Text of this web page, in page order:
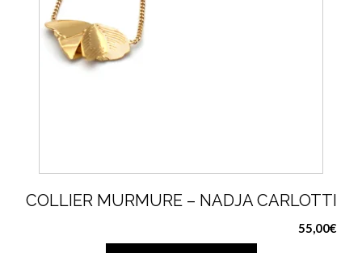
COLLIER MURMURE – NADJA CARLOTTI
55,00€